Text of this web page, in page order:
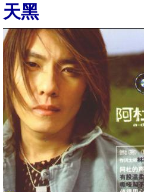
天黑